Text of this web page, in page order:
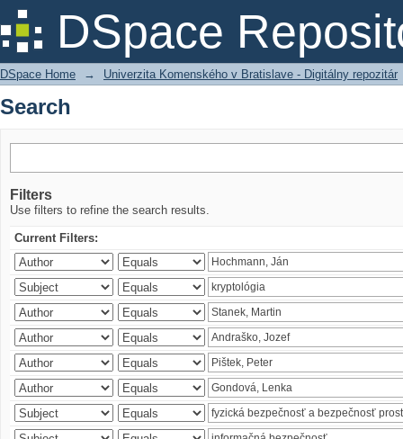
DSpace
Search
DSpace Home → Univerzita Komenského v Bratislave - Digitálny repozitár
Search
Filters
Use filters to refine the search results.
Current Filters: